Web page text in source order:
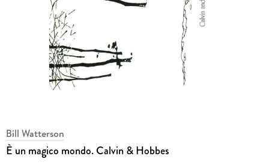
Bill Watterson
È un magico mondo. Calvin & Hobbes